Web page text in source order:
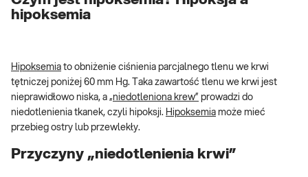
hipoksemia
Hipoksemia to obniżenie ciśnienia parcjalnego tlenu we krwi
tętniczej poniżej 60 mm Hg. Taka zawartość tlenu we krwi jest
nieprawidłowo niska, a „niedotleniona krew” prowadzi do
niedotlenienia tkanek, czyli hipoksji. Hipoksemia może mieć
przebieg ostry lub przewlekły.
Przyczyny „niedotlenienia krwi”